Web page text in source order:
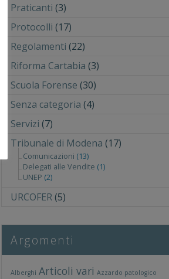
Praticanti (3)
Protocolli (17)
Regolamenti (22)
Riforma Cartabia (3)
Scuola Forense (30)
Senza categoria (4)
Servizi (7)
Tribunale di Modena (17)
Comunicazioni (13)
Delegati alle Vendite (1)
UNEP (2)
URCOFER(5)
Argomenti
Alberghi Articoli vari Azzardo patologico